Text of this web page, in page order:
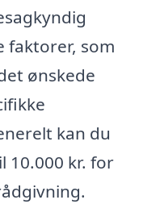
som
ønskede
kan du
10.000 kr. for